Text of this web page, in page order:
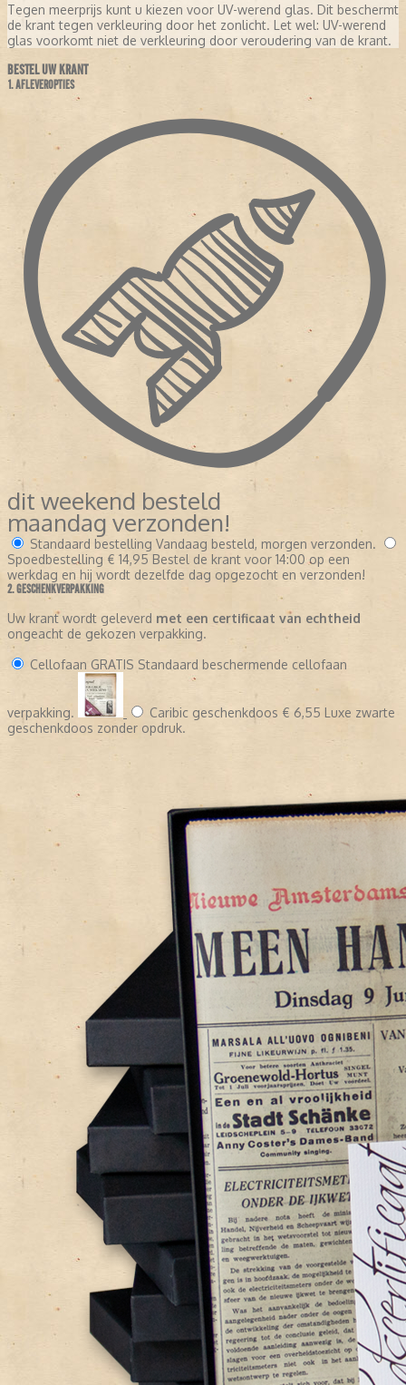
Tegen meerprijs kunt u kiezen voor UV-werend glas. Dit beschermt
de krant tegen verkleuring door het zonlicht. Let wel: UV-werend
glas voorkomt niet de verkleuring door veroudering van de krant.
BESTEL UW KRANT
1. AFLEVEROPTIES
dit weekend besteld
maandag verzonden!
Standaard bestelling Vandaag besteld, morgen verzonden.
Spoedbestelling € 14,95 Bestel de krant voor 14:00 op een
werkdag en hij wordt dezelfde dag opgezocht en verzonden!
2. GESCHENKVERPAKKING
Uw krant wordt geleverd met een certificaat van echtheid
ongeacht de gekozen verpakking.
Cellofaan GRATIS Standaard beschermende cellofaan
verpakking. Caribic geschenkdoos € 6,55 Luxe zwarte
geschenkdoos zonder opdruk.